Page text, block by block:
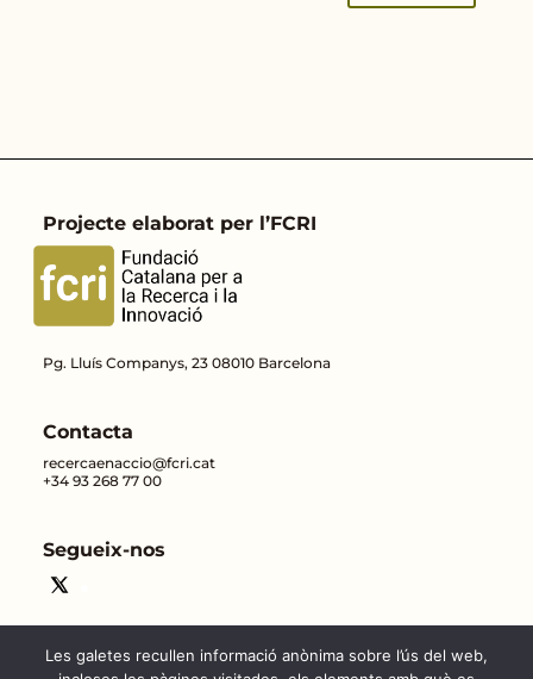
Projecte elaborat per l’FCRI
Pg. Lluís Companys, 23 08010 Barcelona
Contacta
recercaenaccio@fcri.cat
+34 93 268 77 00
Segueix-nos
Les galetes recullen informació anònima sobre l’ús del web,